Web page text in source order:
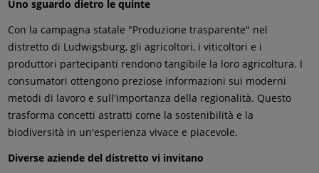
Uno sguardo dietro le quinte
Con la campagna statale "Produzione trasparente" nel
distretto di Ludwigsburg, gli agricoltori, i viticoltori e i
produttori partecipanti rendono tangibile la loro agricoltura. I
consumatori ottengono preziose informazioni sui moderni
metodi di lavoro e sull'importanza della regionalità. Questo
trasforma concetti astratti come la sostenibilità e la
biodiversità in un'esperienza vivace e piacevole.
Diverse aziende del distretto vi invitano